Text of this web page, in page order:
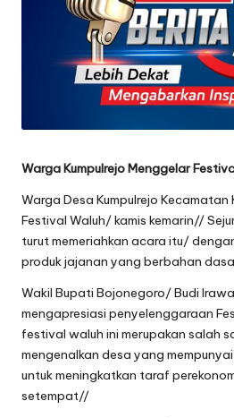
o
r
o
Warga Kumpulrejo Menggelar
Warga Desa Kumpulrejo
Festival Waluh/ kamis kemarin//
turut memeriahkan acara itu/
produk jajanan yang berbahan
Wakil Bupati Bojonegoro/ Budi
mengapresiasi penyelenggaraan
festival waluh ini merupakan salah
mengenalkan desa yang
untuk meningkatkan taraf
setempat//